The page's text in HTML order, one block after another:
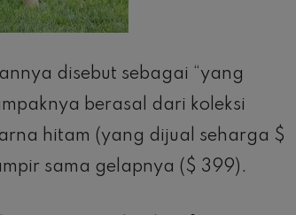
disebut sebagai “yang
berasal dari koleksi
hitam (yang dijual seharga $
sama gelapnya ($ 399).